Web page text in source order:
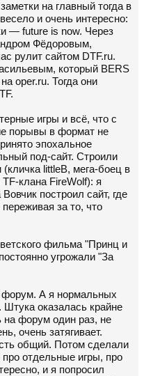
на главный тогда в
и очень интересно:
— future is now. Через
Фёдоровым,
рулит сайтом DTF.ru.
который BERS
oper.ru. Тогда они
игры и всё, что с
порывы в формат не
эпохальное
под-сайт. Строили
littleB, мега-боец в
клана FireWolf): я
построил сайт, где
за то, что
фильма "Принц и
угрожали "За
А я нормальных
Штука оказалась крайне
на форум один раз, не
очень затягивает.
общий. Потом сделали
отдельные игры, про
и я попросил